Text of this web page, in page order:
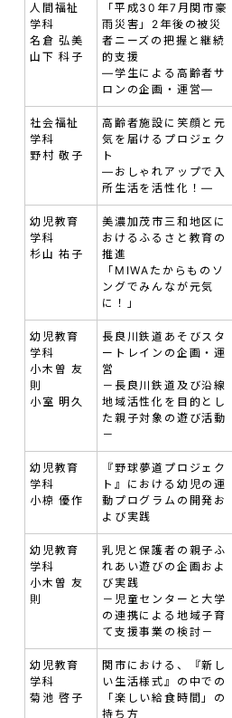
人間福祉
学科
名倉 弘美
山下 科子
「平成30年7月関市豪
雨災害」2年後の被災
者ニーズの把握と継続
的支援
—学生による高齢者サ
ロンの企画・運営—
社会福祉
学科
野村 敬子
高齢者施設に笑顔と元
気を届けるプロジェク
ト
—おしゃれアップで入
所生活を活性化！—
幼児教育
学科
杉山 祐子
美濃加茂市三和地区に
おけるふるさと教育の
推進
「MIWAたからものソ
ングでみんなが元気
に！」
幼児教育
学科
小木曽 友
則
小室 明久
長良川鉄道あそびスタ
ートレインの企画・運
営
－長良川鉄道及び沿線
地域活性化を目的とし
た親子対象の遊び活動
－
幼児教育
学科
小椋 優作
『野球夢道プロジェク
ト』における幼児の運
動プログラムの開発お
よび実践
幼児教育
学科
小木曽 友
則
乳児と保護者の親子ふ
れあい遊びの企画およ
び実践
－児童センターと大学
の連携による地域子育
て支援事業の検討－
幼児教育
学科
菊池 啓子
関市における、『新し
い生活様式』の中での
「楽しい給食時間」の
持ち方